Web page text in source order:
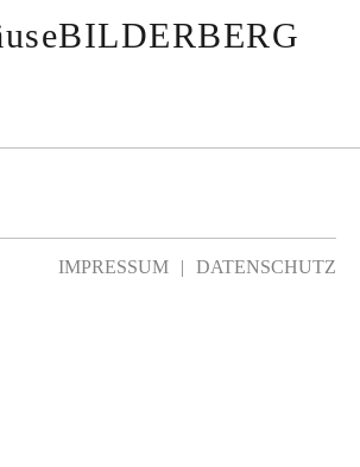
IMPRESSUM DATENSCHUTZ